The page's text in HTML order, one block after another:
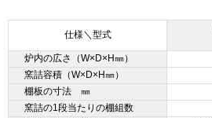
仕様＼型式
炉内の広さ（W×D×H㎜）
窯詰容積（W×D×H㎜）
棚板の寸法 ㎜
窯詰の1段当たりの棚組数